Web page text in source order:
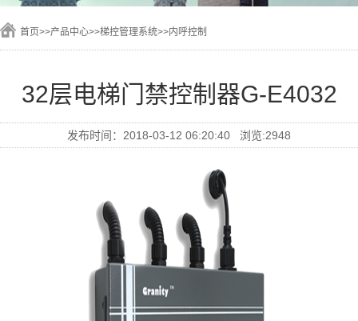
首页>>产品中心>>梯控管理系统>>内呼控制
32层电梯门禁控制器G-E4032
发布时间：2018-03-12 06:20:40 浏览:2948